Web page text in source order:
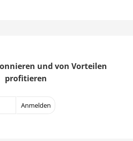
und von Vorteilen
profitieren